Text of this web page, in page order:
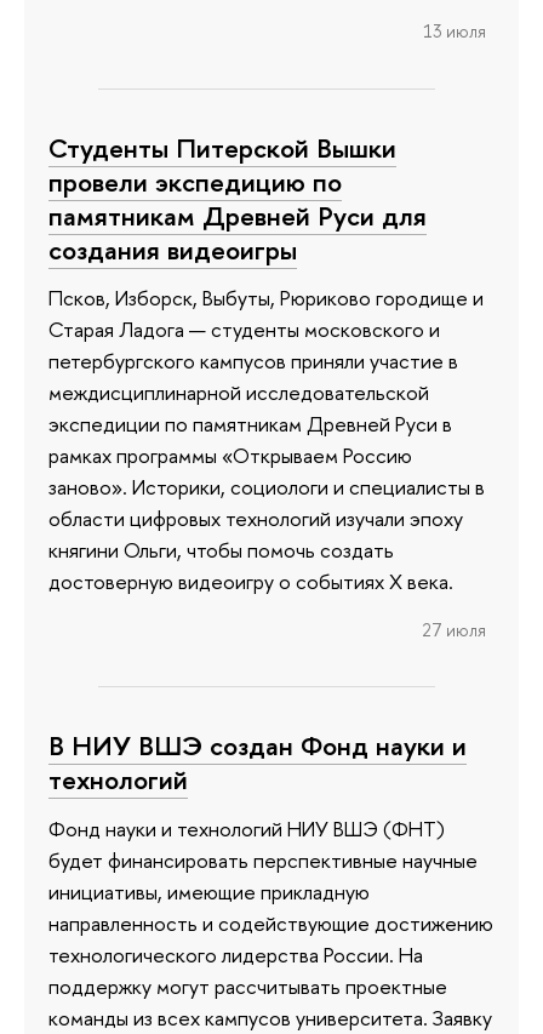
13 июля
Студенты Питерской Вышки
провели экспедицию по
памятникам Древней Руси для
создания видеоигры
Псков, Изборск, Выбуты, Рюриково городище и
Старая Ладога — студенты московского и
петербургского кампусов приняли участие в
междисциплинарной исследовательской
экспедиции по памятникам Древней Руси в
рамках программы «Открываем Россию
заново». Историки, социологи и специалисты в
области цифровых технологий изучали эпоху
княгини Ольги, чтобы помочь создать
достоверную видеоигру о событиях X века.
27 июля
В НИУ ВШЭ создан Фонд науки и
технологий
Фонд науки и технологий НИУ ВШЭ (ФНТ)
будет финансировать перспективные научные
инициативы, имеющие прикладную
направленность и содействующие достижению
технологического лидерства России. На
поддержку могут рассчитывать проектные
команды из всех кампусов университета. Заявку